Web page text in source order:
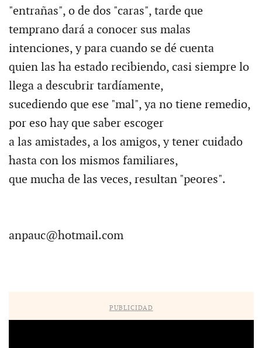
"entrañas", o de dos "caras", tarde que
temprano dará a conocer sus malas
intenciones, y para cuando se dé cuenta
quien las ha estado recibiendo, casi siempre lo
llega a descubrir tardíamente,
sucediendo que ese "mal", ya no tiene remedio,
por eso hay que saber escoger
a las amistades, a los amigos, y tener cuidado
hasta con los mismos familiares,
que mucha de las veces, resultan "peores".
anpauc@hotmail.com
PUBLICIDAD